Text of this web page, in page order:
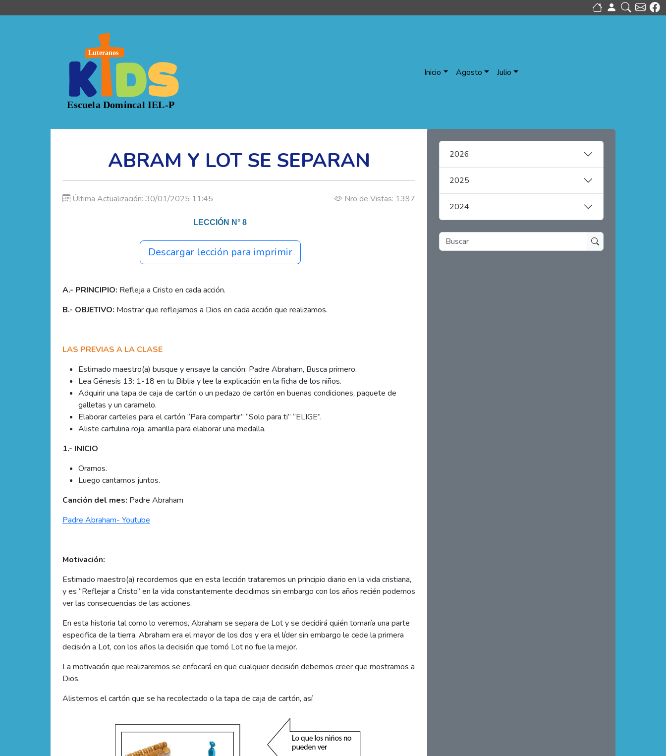
Inicio Agosto Julio
ABRAM Y LOT SE SEPARAN
Última Actualización: 30/01/2025 11:45 Nro de Vistas: 1397
LECCIÓN N° 8
Descargar lección para imprimir
A.- PRINCIPIO: Refleja a Cristo en cada acción.
B.- OBJETIVO: Mostrar que reflejamos a Dios en cada acción que realizamos.
LAS PREVIAS A LA CLASE
Estimado maestro(a) busque y ensaye la canción: Padre Abraham, Busca primero.
Lea Génesis 13: 1-18 en tu Biblia y lee la explicación en la ficha de los niños.
Adquirir una tapa de caja de cartón o un pedazo de cartón en buenas condiciones, paquete de
galletas y un caramelo.
Elaborar carteles para el cartón “Para compartir” “Solo para ti” “ELIGE”.
Aliste cartulina roja, amarilla para elaborar una medalla.
1.- INICIO
Oramos.
Luego cantamos juntos.
Canción del mes: Padre Abraham
Padre Abraham- Youtube
Motivación:
Estimado maestro(a) recordemos que en esta lección trataremos un principio diario en la vida cristiana,
y es “Reflejar a Cristo” en la vida constantemente decidimos sin embargo con los años recién podemos
ver las consecuencias de las acciones.
En esta historia tal como lo veremos, Abraham se separa de Lot y se decidirá quién tomaría una parte
especifica de la tierra, Abraham era el mayor de los dos y era el líder sin embargo le cede la primera
decisión a Lot, con los años la decisión que tomó Lot no fue la mejor.
La motivación que realizaremos se enfocará en que cualquier decisión debemos creer que mostramos a
Dios.
Alistemos el cartón que se ha recolectado o la tapa de caja de cartón, así
2026
2025
2024